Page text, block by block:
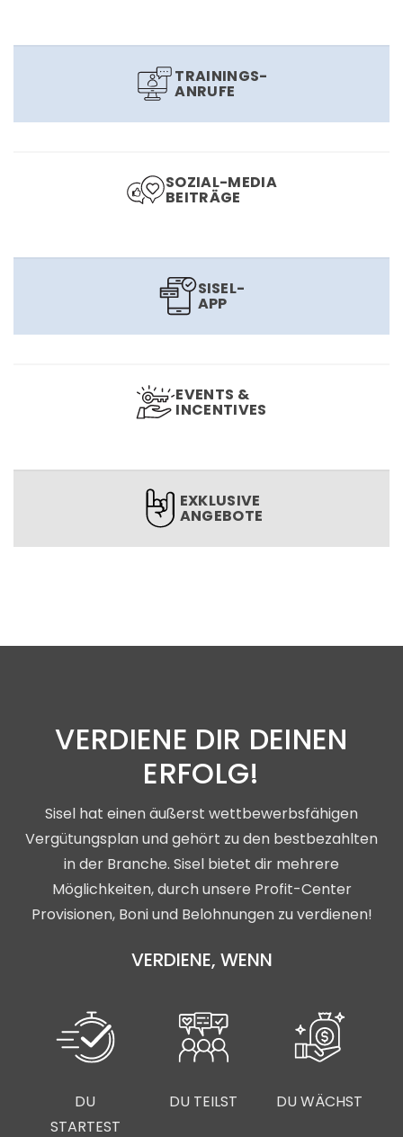
TRAININGS-
ANRUFE
SOZIAL-MEDIA
BEITRÄGE
SISEL-
APP
EVENTS &
INCENTIVES
EXKLUSIVE
ANGEBOTE
VERDIENE DIR DEINEN
ERFOLG!
Sisel hat einen äußerst wettbewerbsfähigen
Vergütungsplan und gehört zu den bestbezahlten
in der Branche. Sisel bietet dir mehrere
Möglichkeiten, durch unsere Profit-Center
Provisionen, Boni und Belohnungen zu verdienen!
VERDIENE, WENN
DU
STARTEST
DU TEILST DU WÄCHST